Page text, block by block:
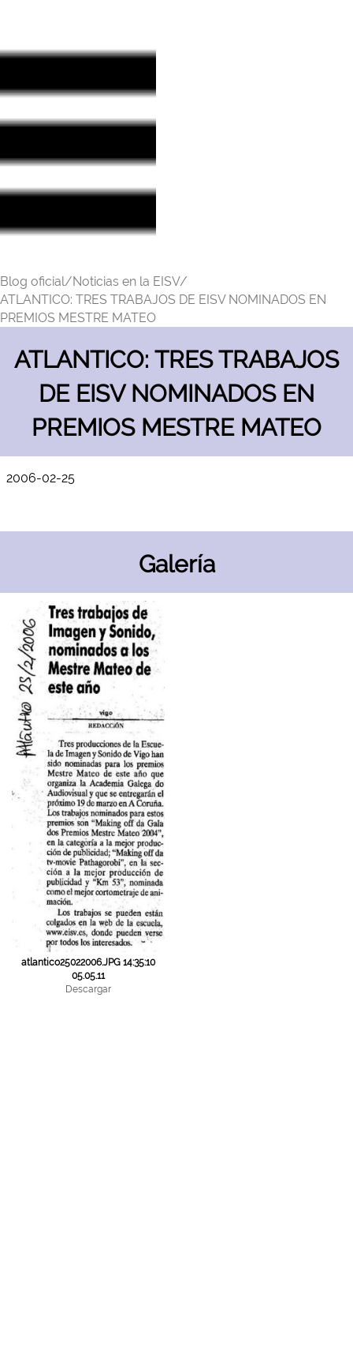
Blog oficial/Noticias en la EISV/
ATLANTICO: TRES TRABAJOS DE EISV NOMINADOS EN
PREMIOS MESTRE MATEO
ATLANTICO: TRES TRABAJOS
DE EISV NOMINADOS EN
PREMIOS MESTRE MATEO
2006-02-25
Galería
atlantico25022006.JPG 14:35:10
05.05.11
Descargar